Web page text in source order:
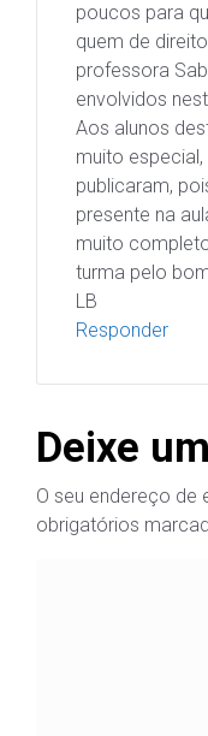
poucos para
quem de
professora
envolvidos
Aos alunos
muito
publicaram,
presente na
muito
turma pelo
LB
Responder
Deixe
O seu endereço de
obrigatórios